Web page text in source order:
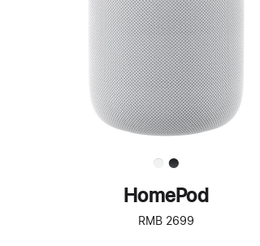
解
HomePod<
HomePod
RMB 2699